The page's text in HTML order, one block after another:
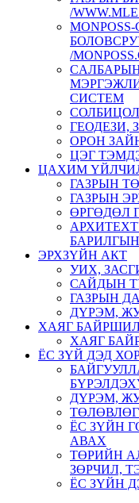
/
/
СИСТЕМ
ГЕОДЕЗИ,
ОРОН
ЦЭГ
ЦАХИМ
ГАЗРЫН
ГАЗРЫН
ӨРГӨДӨЛ
ЭРХЗҮЙН АКТ
УИХ,
САЙДЫН
ГАЗРЫН
ДҮРЭМ,
ХАЯГ
ХАЯГ
ЁС ЗҮЙ ДЭД
ДҮРЭМ,
ЁС ЗҮЙН
АВАХ
ТӨРИЙН
ЗӨРЧИЛ,
ЁС ЗҮЙН